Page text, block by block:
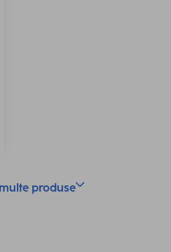
produse